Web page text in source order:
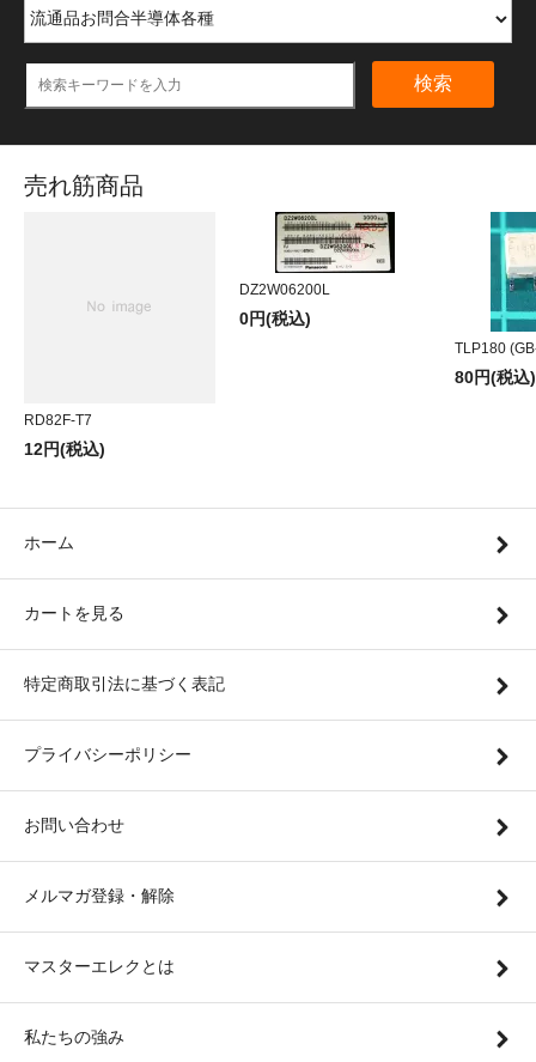
検索
売れ筋商品
RD82F-T7
12円(税込)
DZ2W06200L
0円(税込)
TLP180
80円(税込)
ホーム
カートを見る
特定商取引法に基づく表記
プライバシーポリシー
お問い合わせ
メルマガ登録・解除
マスターエレクとは
私たちの強み